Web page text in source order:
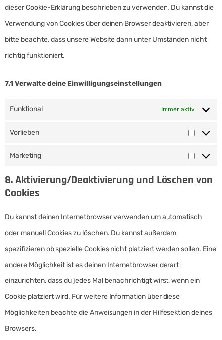
dieser Cookie-Erklärung beschrieben zu verwenden. Du kannst die
Verwendung von Cookies über deinen Browser deaktivieren, aber
bitte beachte, dass unsere Website dann unter Umständen nicht
richtig funktioniert.
7.1 Verwalte deine Einwilligungseinstellungen
Funktional Immer aktiv
Vorlieben
Marketing
8. Aktivierung/Deaktivierung und Löschen von
Cookies
Du kannst deinen Internetbrowser verwenden um automatisch
oder manuell Cookies zu löschen. Du kannst außerdem
spezifizieren ob spezielle Cookies nicht platziert werden sollen. Eine
andere Möglichkeit ist es deinen Internetbrowser derart
einzurichten, dass du jedes Mal benachrichtigt wirst, wenn ein
Cookie platziert wird. Für weitere Information über diese
Möglichkeiten beachte die Anweisungen in der Hilfesektion deines
Browsers.